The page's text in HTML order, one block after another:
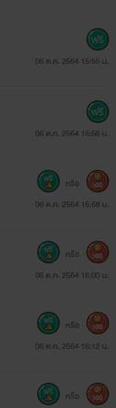
06 ต.ค. 2564 15:55 น.
06 ต.ค. 2564 15:56 น.
06 ต.ค. 2564 15:58 น.
หรือ 300
06 ต.ค. 2564 16:00 น.
หรือ 300
06 ต.ค. 2564 16:12 น.
หรือ 300
หรือ 300